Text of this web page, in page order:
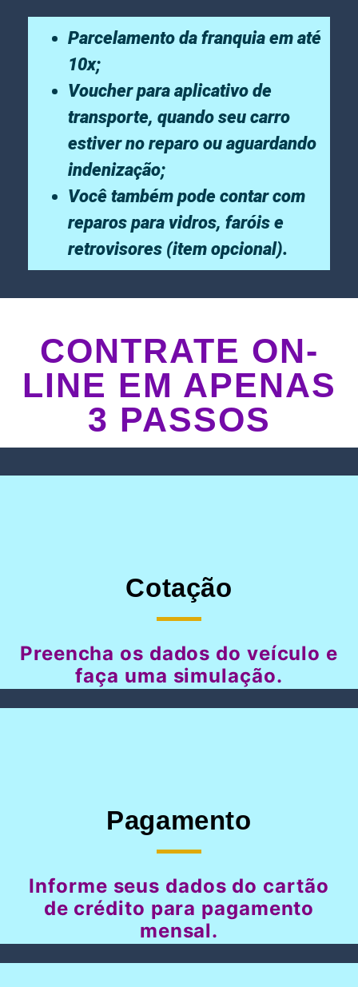
Parcelamento da franquia em até
10x;
Voucher para aplicativo de
transporte, quando seu carro
estiver no reparo ou aguardando
indenização;
Você também pode contar com
reparos para vidros, faróis e
retrovisores (item opcional).
CONTRATE ON-
LINE EM APENAS
3 PASSOS
Cotação
Preencha os dados do veículo e
faça uma simulação.
Pagamento
Informe seus dados do cartão
de crédito para pagamento
mensal.